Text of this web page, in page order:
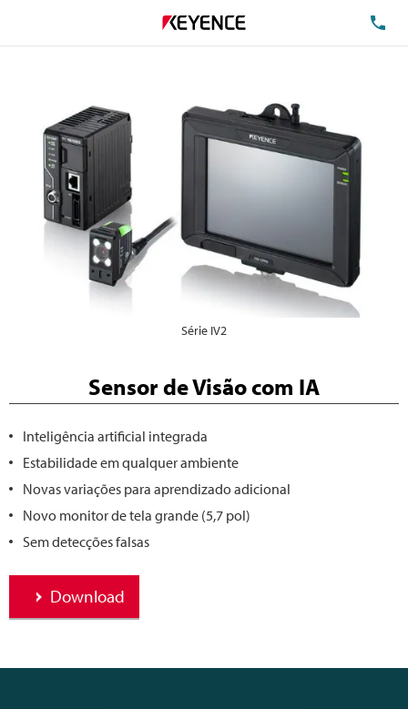
Série IV2
Sensor de Visão com IA
Inteligência artificial integrada
Estabilidade em qualquer ambiente
Novas variações para aprendizado adicional
Novo monitor de tela grande (5,7 pol)
Sem detecções falsas
Download